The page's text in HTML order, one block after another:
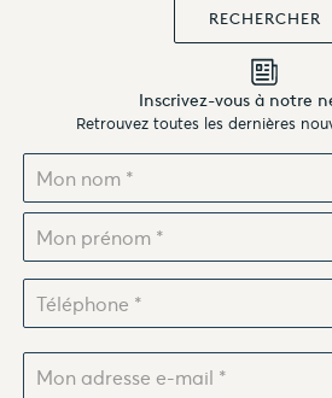
Inscrivez-vous à notre
Retrouvez toutes les dernières